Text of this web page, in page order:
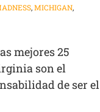
,MICHIGAN,
mejores 25
son el
de ser el